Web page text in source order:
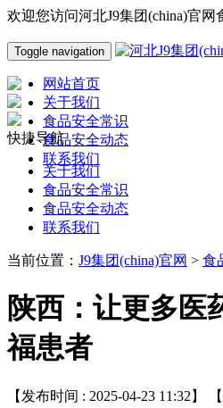
欢迎您访问河北J9集团(china)官
Toggle navigation
网站首页
关于我们
食品安全常识
食品安全动态
联系我们
快捷导航
关于我们
食品安全常识
食品安全动态
联系我们
当前位置： J9集团(china)官网 > 食
陕西：让更多医
福患者
【发布时间 : 2025-04-23 11:32】